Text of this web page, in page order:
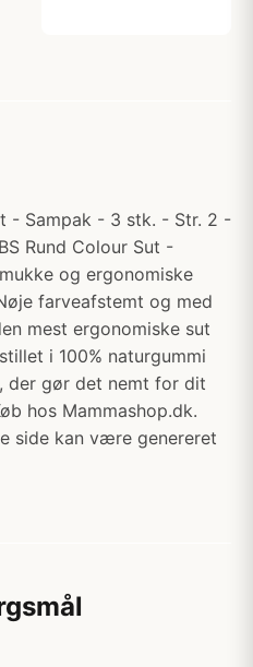
- Sampak - 3 stk. - Str. 2 -
Rund Colour Sut -
og ergonomiske
farveafstemt og med
mest ergonomiske sut
i 100% naturgummi
der gør det nemt for dit
hos Mammashop.dk.
side kan være genereret